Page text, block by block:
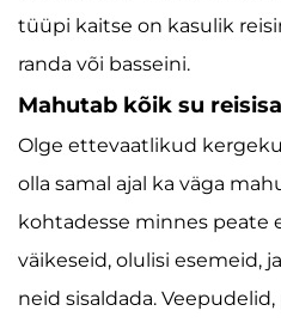
tüüpi kaitse on kasulik
randa või basseini.
Mahutab kõik su
Olge ettevaatlikud
olla samal ajal ka väga
kohtadesse minnes peate
väikeseid, olulisi esemeid,
neid sisaldada.